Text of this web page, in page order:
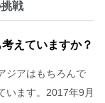
戦
えていますか？
ジアはもちろんで
います。2017年9月